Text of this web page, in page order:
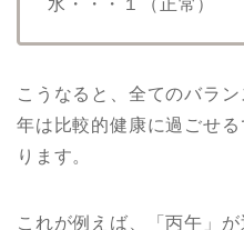
水・・・１（正常）
こうなると、全てのバラ
年は比較的健康に過ごせ
ります。
これが例えば、「丙午」